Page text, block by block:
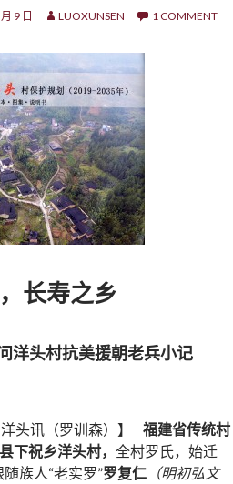
9 日 LUOXUNSEN 1 COMMENT
长寿之乡
洋头村抗美援朝老兵小记
洋头讯（罗训森）】 福建省传统村
下祝乡洋头村， 全村罗氏，始迁
族人“老实罗”罗复仁 （明初弘文